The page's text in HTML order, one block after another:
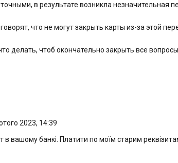
в результате возникла незначительная
что не могут закрыть карты из-за этой
делать, чтоб окончательно закрыть все
2023, 14:39
вашому банкі. Платити по моїм старим